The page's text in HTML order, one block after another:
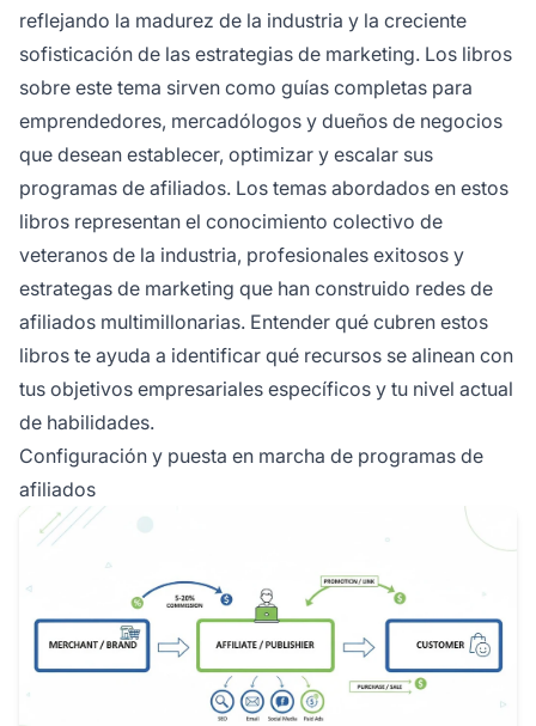
reflejando la madurez de la industria y la creciente
sofisticación de las estrategias de marketing. Los libros
sobre este tema sirven como guías completas para
emprendedores, mercadólogos y dueños de negocios
que desean establecer, optimizar y escalar sus
programas de afiliados. Los temas abordados en estos
libros representan el conocimiento colectivo de
veteranos de la industria, profesionales exitosos y
estrategas de marketing que han construido redes de
afiliados multimillonarias. Entender qué cubren estos
libros te ayuda a identificar qué recursos se alinean con
tus objetivos empresariales específicos y tu nivel actual
de habilidades.
Configuración y puesta en marcha de programas de
afiliados